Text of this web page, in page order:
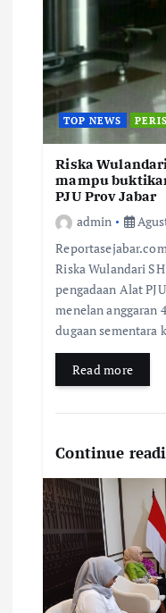
TOP NEWS
Riska
mampu
PJU Prov Jabar
admin
Riska Wulandari
pengadaan Alat
menelan anggaran
dugaan sementara
Read more
Continue